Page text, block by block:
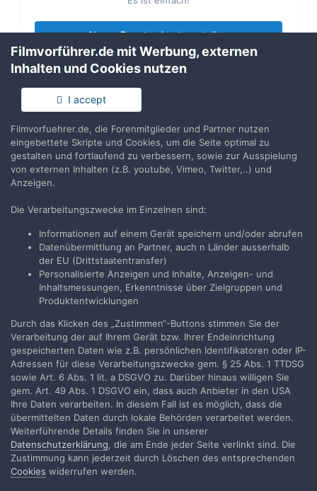
Neues Benutzerkonto erstellen
Du hast bereits ein Benutzerkonto? Melde Dich hier an.
Jetzt anmelden
Teilen Folgen
Zur Themenübersicht
Filmvorführer.de via Google durchsuchen:
Sprache
Impressum / Datenschutzerklärung
Nutzungsbedingungen
Realisierung: IN-Solution
Powered by Invision Community
Filmvorführer.de mit Werbung, externen
Inhalten und Cookies nutzen
I accept
Filmvorfuehrer.de, die Forenmitglieder und Partner nutzen
eingebettete Skripte und Cookies, um die Seite optimal zu
gestalten und fortlaufend zu verbessern, sowie zur Ausspielung
von externen Inhalten (z.B. youtube, Vimeo, Twitter,..) und
Anzeigen.
Die Verarbeitungszwecke im Einzelnen sind:
Informationen auf einem Gerät speichern und/oder abrufen
Datenübermittlung an Partner, auch n Länder ausserhalb
der EU (Drittstaatentransfer)
Personalisierte Anzeigen und Inhalte, Anzeigen- und
Inhaltsmessungen, Erkenntnisse über Zielgruppen und
Produktentwicklungen
Durch das Klicken des „Zustimmen“-Buttons stimmen Sie der
Verarbeitung der auf Ihrem Gerät bzw. Ihrer Endeinrichtung
gespeicherten Daten wie z.B. persönlichen Identifikatoren oder IP-
Adressen für diese Verarbeitungszwecke gem. § 25 Abs. 1 TTDSG
sowie Art. 6 Abs. 1 lit. a DSGVO zu. Darüber hinaus willigen Sie
gem. Art. 49 Abs. 1 DSGVO ein, dass auch Anbieter in den USA
Ihre Daten verarbeiten. In diesem Fall ist es möglich, dass die
übermittelten Daten durch lokale Behörden verarbeitet werden.
Weiterführende Details finden Sie in unserer
Datenschutzerklärung, die am Ende jeder Seite verlinkt sind. Die
Zustimmung kann jederzeit durch Löschen des entsprechenden
Cookies widerrufen werden.